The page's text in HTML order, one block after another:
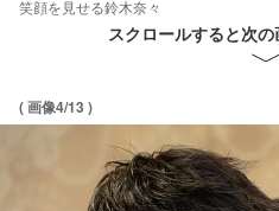
笑顔を見せる鈴木奈々
スクロールすると次
( 画像4/13 )